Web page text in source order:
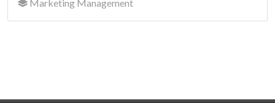
Marketing Management